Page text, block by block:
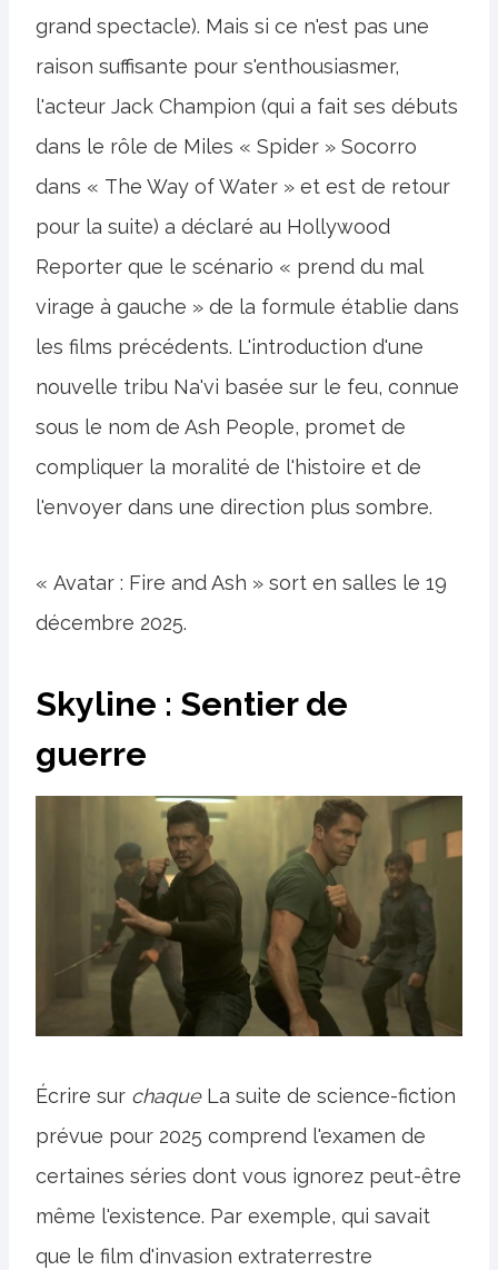
grand spectacle). Mais si ce n'est pas une
raison suffisante pour s'enthousiasmer,
l'acteur Jack Champion (qui a fait ses débuts
dans le rôle de Miles « Spider » Socorro
dans « The Way of Water » et est de retour
pour la suite) a déclaré au Hollywood
Reporter que le scénario « prend du mal
virage à gauche » de la formule établie dans
les films précédents. L'introduction d'une
nouvelle tribu Na'vi basée sur le feu, connue
sous le nom de Ash People, promet de
compliquer la moralité de l'histoire et de
l'envoyer dans une direction plus sombre.
« Avatar : Fire and Ash » sort en salles le 19
décembre 2025.
Skyline : Sentier de
guerre
Écrire sur chaqueLa suite de science-fiction
prévue pour 2025 comprend l'examen de
certaines séries dont vous ignorez peut-être
même l'existence. Par exemple, qui savait
que le film d'invasion extraterrestre